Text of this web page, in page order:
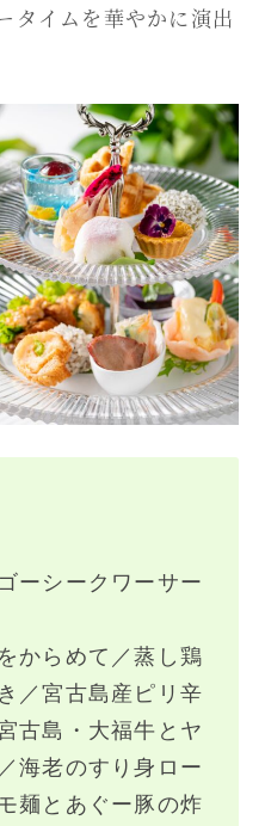
タイムを華やかに演出
ーシークワーサー
からめて／蒸し鶏
／宮古島産ピリ辛
古島・大福牛とヤ
海老のすり身ロー
麺とあぐー豚の炸